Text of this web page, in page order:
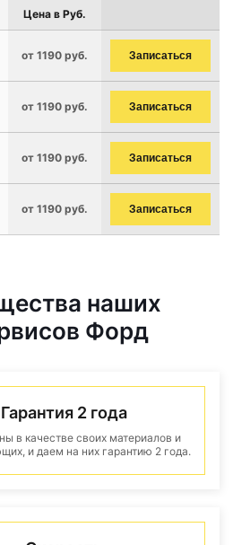
Цена в Руб.
от 1190 руб. Записаться
от 1190 руб. Записаться
от 1190 руб. Записаться
от 1190 руб. Записаться
наших
Форд
Гарантия 2 года
в качестве своих материалов и
и даем на них гарантию 2 года.